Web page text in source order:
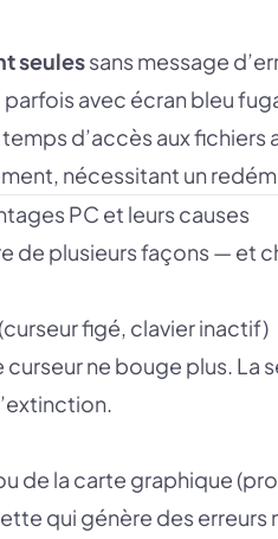
seulessans message
parfois avec écran bleu
d’accès aux
nécessitant un
PC et leurs causes
de plusieurs façons — et
figé, clavier inactif)
curseur ne bouge plus.
de la carte graphique
qui génère des erreurs